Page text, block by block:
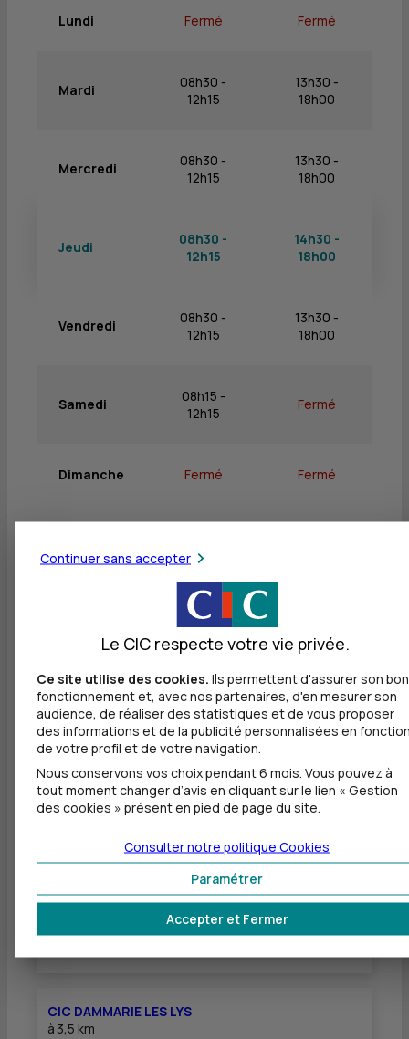
Lundi Fermé Fermé
Mardi
08h30 -
12h15
13h30 -
18h00
Mercredi
08h30 -
12h15
13h30 -
18h00
Jeudi
08h30 -
12h15
14h30 -
18h00
Vendredi
08h30 -
12h15
13h30 -
18h00
Samedi
08h15 -
12h15
Fermé
Dimanche Fermé Fermé
Retrait de billets EUR
Dépôt valorisé de billets EUR
Dépôt valorisé de chèques EUR
Autres agences les plus proches
CIC MELUN - VAUX LE PENIL
77000 VAUX LE PENIL
CIC DAMMARIE LES LYS
à 3,5 km
Continuer sans accepter
Le CIC respecte votre vie privée.
Ce site utilise des cookies. Ils permettent d'assurer son bon
fonctionnement et, avec nos partenaires, d'en mesurer son
audience, de réaliser des statistiques et de vous proposer
des informations et de la publicité personnalisées en
de votre profil et de votre navigation.
Nous conservons vos choix pendant 6 mois. Vous pouvez à
tout moment changer d’avis en cliquant sur le lien « Gestion
des cookies » présent en pied de page du site.
Accepter et Fermer
Paramétrer
Consulter notre politique Cookies